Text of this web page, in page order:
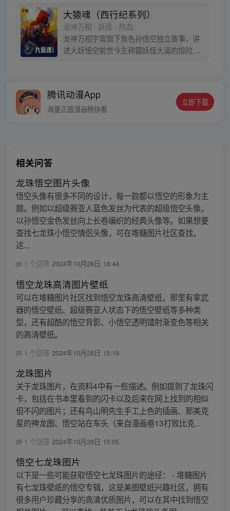
变得美好….随着阴谋慢慢揭露，暗魂四起,
为了让“永恒之火”重新归位，小狼妖白狼不
辞万难，找到唐三藏大法师，和他一起重新
寻回徒弟们，组成全新“西行小队”，再度踏
上西行之旅……
大猿魂（西行纪系列）
龙神万相 · 妖怪 · 热血
龙神万相宇宙旗下角色孙悟空独立故事，讲
述大妖悟空前世今生称霸妖怪大道的惊险历
人…六十年后，他再次破石而出，背负着守
护族人的希望和信念打败了妖怪大道的霸
腾讯动漫App
海量正版漫画畅快看
立即下载
相关问答
龙珠悟空图片头像
悟空头像有很多不同的设计，每一款都以悟空的形象为主
题。例如以超级赛亚人蓝色发丝为代表的超级悟空头像，
以孙悟空金色发丝向上长卷编织的经典头像等。如果想要
查找七龙珠小悟空情侣头像，可在堆糖图片社区查找，
这...
1 个回答 2024年10月28日 18:44
悟空龙珠高清图片壁纸
可以在堆糖图片社区找到悟空龙珠高清壁纸，那里有拿武
器的悟空壁纸、超级赛亚人状态下的悟空壁纸等多种类
型，还有超酷的悟空背影、小悟空透明镭射渐变色等相关
的高清壁纸。
1 个回答 2024年10月28日 15:19
龙珠图片
关于龙珠图片，在资料4中有一些描述。例如提到了龙珠闪
卡，包括在书本里看到的闪卡以及后来在网上找到的相似
但不闪的图片；还有鸟山明先生手工上色的插画、那美克
星的神龙图、悟空站在车头（来自漫画卷13打败比克...
1 个回答 2024年10月28日 15:05
悟空七龙珠图片
以下是一些可能获取悟空七龙珠图片的途径： - 堆糖图片
有七龙珠壁纸的悟空专辑，这是美图壁纸兴趣社区，拥有
很多用户珍藏分享的高清优质图片，可以在其中找到悟空